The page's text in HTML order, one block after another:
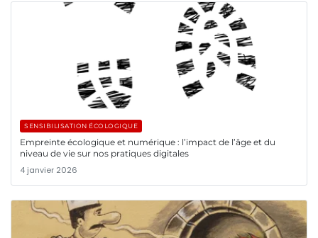
SENSIBILISATION ÉCOLOGIQUE
Empreinte écologique et numérique : l’impact de l’âge et du
niveau de vie sur nos pratiques digitales
4 janvier 2026